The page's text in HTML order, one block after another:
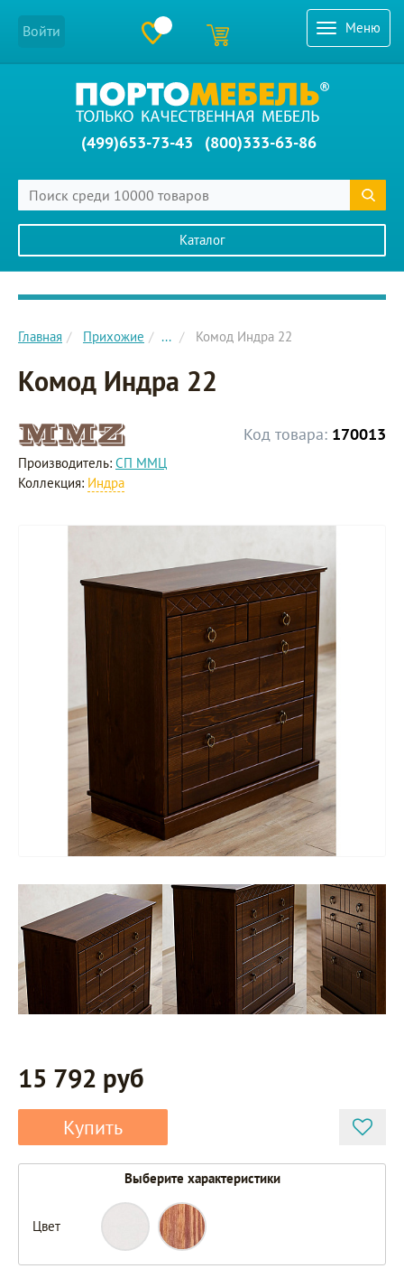
Меню
Войти
(499)653-73-43 (800)333-63-86
Каталог
Главное меню сайта
Главная Прихожие ... Комод Индра 22
Комод Индра 22
Код товара: 170013
Производитель: СП ММЦ
Коллекция: Индра
15 792 руб
Купить
Выберите характеристики
Цвет